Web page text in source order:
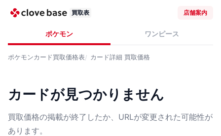
買取表 店舗案内
ポケモン ワンピース
ポケモンカード買取価格表 カード詳細 買取価格
カードが見つかりません
買取価格の掲載が終了したか、URLが変更された可能性が
あります。